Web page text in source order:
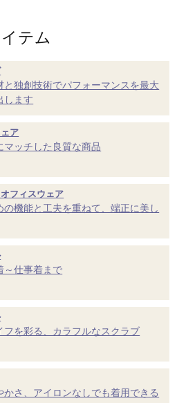
テム
と独創技術でパフォーマンスを最大
します
ア
マッチした良質な商品
フィスウェア
の機能と工夫を重ねて、端正に美し
～仕事着まで
フを彩る、カラフルなスクラブ
かさ、アイロンなしでも着用できる